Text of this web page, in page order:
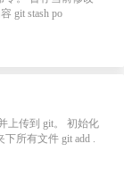
git stash po
上传到 git。 初始化
所有文件 git add .